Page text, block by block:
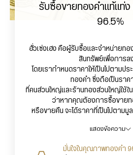
รับซื้อขายทองคำแท้แท่
96.5%
ฮั่วเซ่งเฮง คือผู้รับซื้อและจำหน่ายทอ
สินทรัพย์เพื่อการล
โดยเรากำหนดราคาให้เป็นไปตามป
ทองคำ ซึ่งถือเป็นราค
ที่คนส่วนใหญ่และร้านทองส่วนใหญ่ใช้ใ
ว่าหากคุณต้องการซื้อขายท
หรือขายคืน จะได้ราคาที่เป็นไปตาม
แสดงข้อความ
มั่นใจในคุณภาพทองคำ